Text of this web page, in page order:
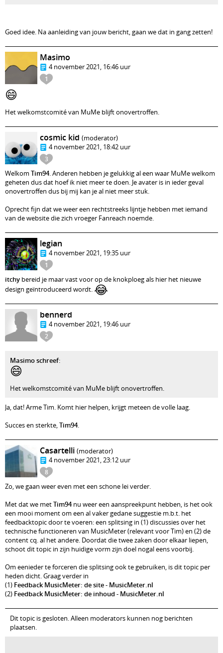
Goed idee. Na aanleiding van jouw bericht, gaan we dat in gang zetten!
1
Masimo
4 november 2021, 16:46 uur
😄
Het welkomstcomité van MuMe blijft onovertroffen.
3
cosmic kid (moderator)
4 november 2021, 18:42 uur
Welkom Tim94. Anderen hebben je gelukkig al een waar MuMe welkom
geheten dus dat hoef ik niet meer te doen. Je avater is in ieder geval
onovertroffen dus bij mij kan je al niet meer stuk.
Oprecht fijn dat we weer een rechtstreeks lijntje hebben met iemand
van de website die zich vroeger Fanreach noemde.
1
legian
4 november 2021, 19:35 uur
itchy bereid je maar vast voor op de knokploeg als hier het nieuwe
design geïntroduceerd wordt. 😂
2
bennerd
4 november 2021, 19:46 uur
Masimo schreef:
😄
Het welkomstcomité van MuMe blijft onovertroffen.
Ja, dat! Arme Tim. Komt hier helpen, krijgt meteen de volle laag.
Succes en sterkte,Tim94.
8
Casartelli (moderator)
4 november 2021, 23:12 uur
Zo, we gaan weer even met een schone lei verder.
Met dat we metTim94nu weer een aanspreekpunt hebben, is het ook
een mooi moment om een al vaker gedane suggestie m.b.t. het
feedbacktopic door te voeren: een splitsing in (1) discussies over het
technische functioneren van MusicMeter (relevant voor Tim) en (2) de
content cq. al het andere. Doordat die twee zaken door elkaar liepen,
schoot dit topic in zijn huidige vorm zijn doel nogal eens voorbij.
Om eenieder te forceren die splitsing ook te gebruiken, is dit topic per
heden dicht. Graag verder in
(1) Feedback MusicMeter: de site - MusicMeter.nl
(2) Feedback MusicMeter: de inhoud - MusicMeter.nl
Dit topic is gesloten. Alleen moderators kunnen nog berichten
plaatsen.